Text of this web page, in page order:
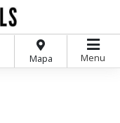
Mapa Menu